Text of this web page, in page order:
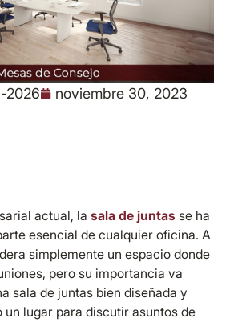
2026
noviembre 30, 2023
actual, la sala de juntas se ha
esencial de cualquier oficina. A
simplemente un espacio donde
pero su importancia va
sala de juntas bien diseñada y
un lugar para discutir asuntos de